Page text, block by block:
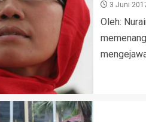
3 Juni
Oleh: